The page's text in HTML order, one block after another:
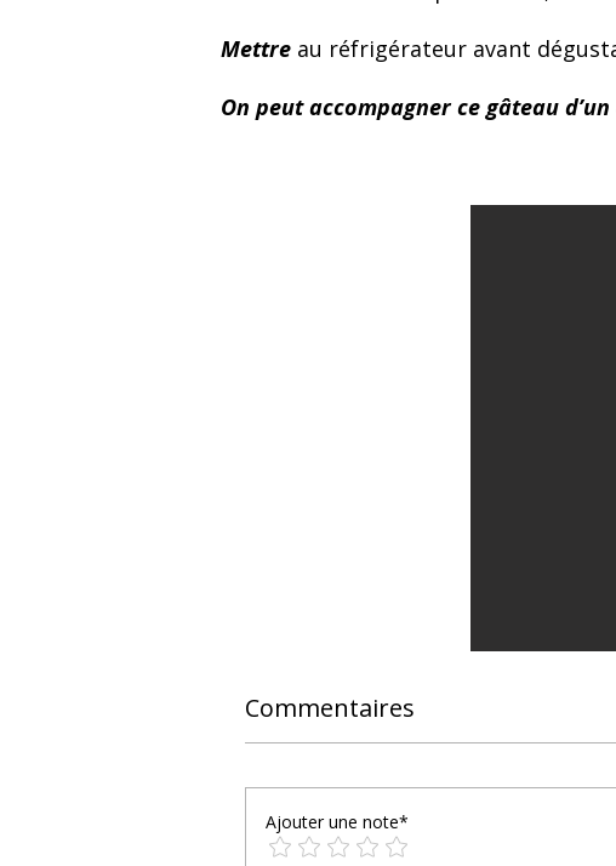
Mettre au réfrigérateur avant
On peut accompagner ce gâteau
Commentaires
Ajouter une note*